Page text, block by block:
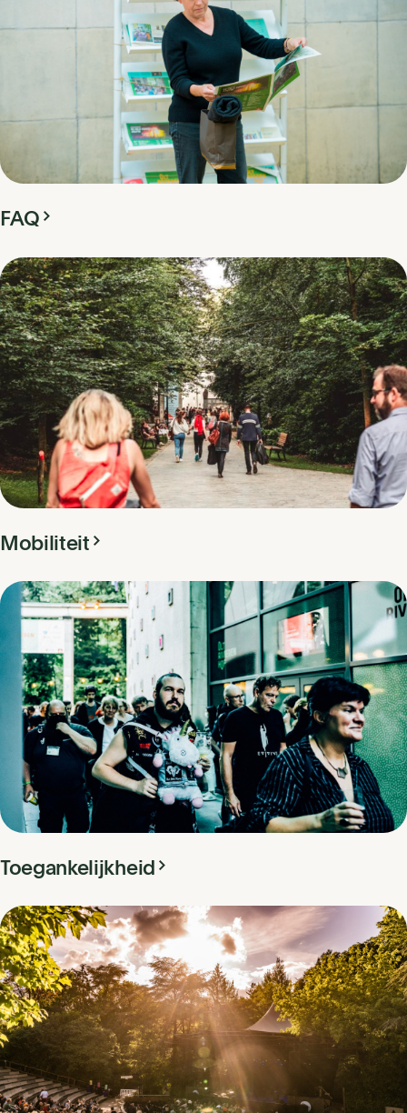
FAQ
Mobiliteit
Toegankelijkheid